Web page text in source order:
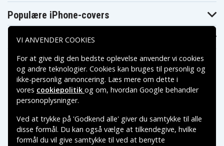
Populære iPhone-covers
Populære Samsung-covers
Betalingsmuligheder
Leveringsmuligheder
VI ANVENDER COOKIES
For at give dig den bedste oplevelse anvender vi cookies
og andre teknologier. Cookies kan bruges til personlig og
ikke-personlig annoncering. Læs mere om dette i
vores cookiepolitik og om, hvordan Google behandler
personoplysninger.
Ved at trykke på 'Godkend alle' giver du samtykke til alle
disse formål. Du kan også vælge at tilkendegive, hvilke
formål du vil give samtykke til ved at benytte